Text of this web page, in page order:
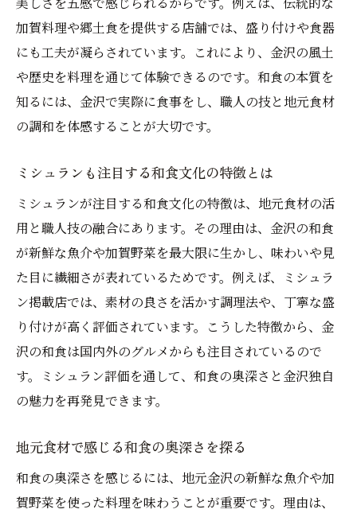
季節ごとの和食が金沢で愛される理由
地元食材から広がる和食の楽しみと発見
ミシュランが評価する金沢和食の特徴
ミシュラン掲載店に見る和食の美学と工夫
和食の技が光る金沢のミシュラン評価ポイ
伝統と創造性が融合した和食の魅力を解説
地元の食材と和食が評価される理由を探る
ミシュラン和食が観光客に人気の秘密とは
金沢和食の進化とミシュラン注目の視点
加賀野菜が支える金沢和食の真髄を探る
和食に欠かせない加賀野菜の魅力を徹底解
説
金沢和食の味を引き立てる加賀野菜の存在
地元で親しまれる加賀野菜×和食の実力
性
四季折々の加賀野菜が生み出す和食の奥深
さ
加賀料理や郷土食を提供する店舗では、盛り付けや食器
にも工夫が凝らされています。これにより、金沢の風土
や歴史を料理を通じて体験できるのです。和食の本質を
知るには、金沢で実際に食事をし、職人の技と地元食材
の調和を体感することが大切です。
ミシュランも注目する和食文化の特徴とは
ミシュランが注目する和食文化の特徴は、地元食材の活
用と職人技の融合にあります。その理由は、金沢の和食
が新鮮な魚介や加賀野菜を最大限に生かし、味わいや見
た目に繊細さが表れているためです。例えば、ミシュラ
ン掲載店では、素材の良さを活かす調理法や、丁寧な盛
り付けが高く評価されています。こうした特徴から、金
沢の和食は国内外のグルメからも注目されているので
す。ミシュラン評価を通して、和食の奥深さと金沢独自
の魅力を再発見できます。
地元食材で感じる和食の奥深さを探る
和食の奥深さを感じるには、地元金沢の新鮮な魚介や加
賀野菜を使った料理を味わうことが重要です。理由は、